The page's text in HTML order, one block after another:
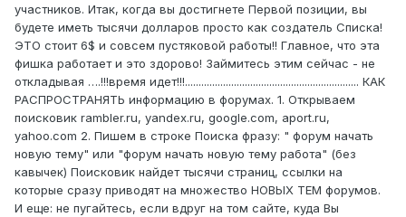
участников. Итак, когда вы достигнете Первой позиции, вы
будете иметь тысячи долларов просто как создатель Списка!
ЭТО стоит 6$ и совсем пустяковой работы!! Главное, что эта
фишка работает и это здорово! Займитесь этим сейчас - не
откладывая ….!!!время идет!!!................................................................ КАК
РАСПРОСТРАНЯТЬ информацию в форумах. 1. Открываем
поисковик rambler.ru, yandex.ru, google.com, aport.ru,
yahoo.com 2. Пишем в строке Поиска фразу: " форум начать
новую тему" или "форум начать новую тему работа" (без
кавычек) Поисковик найдет тысячи страниц, ссылки на
которые сразу приводят на множество НОВЫХ ТЕМ форумов.
И еще: не пугайтесь, если вдруг на том сайте, куда Вы